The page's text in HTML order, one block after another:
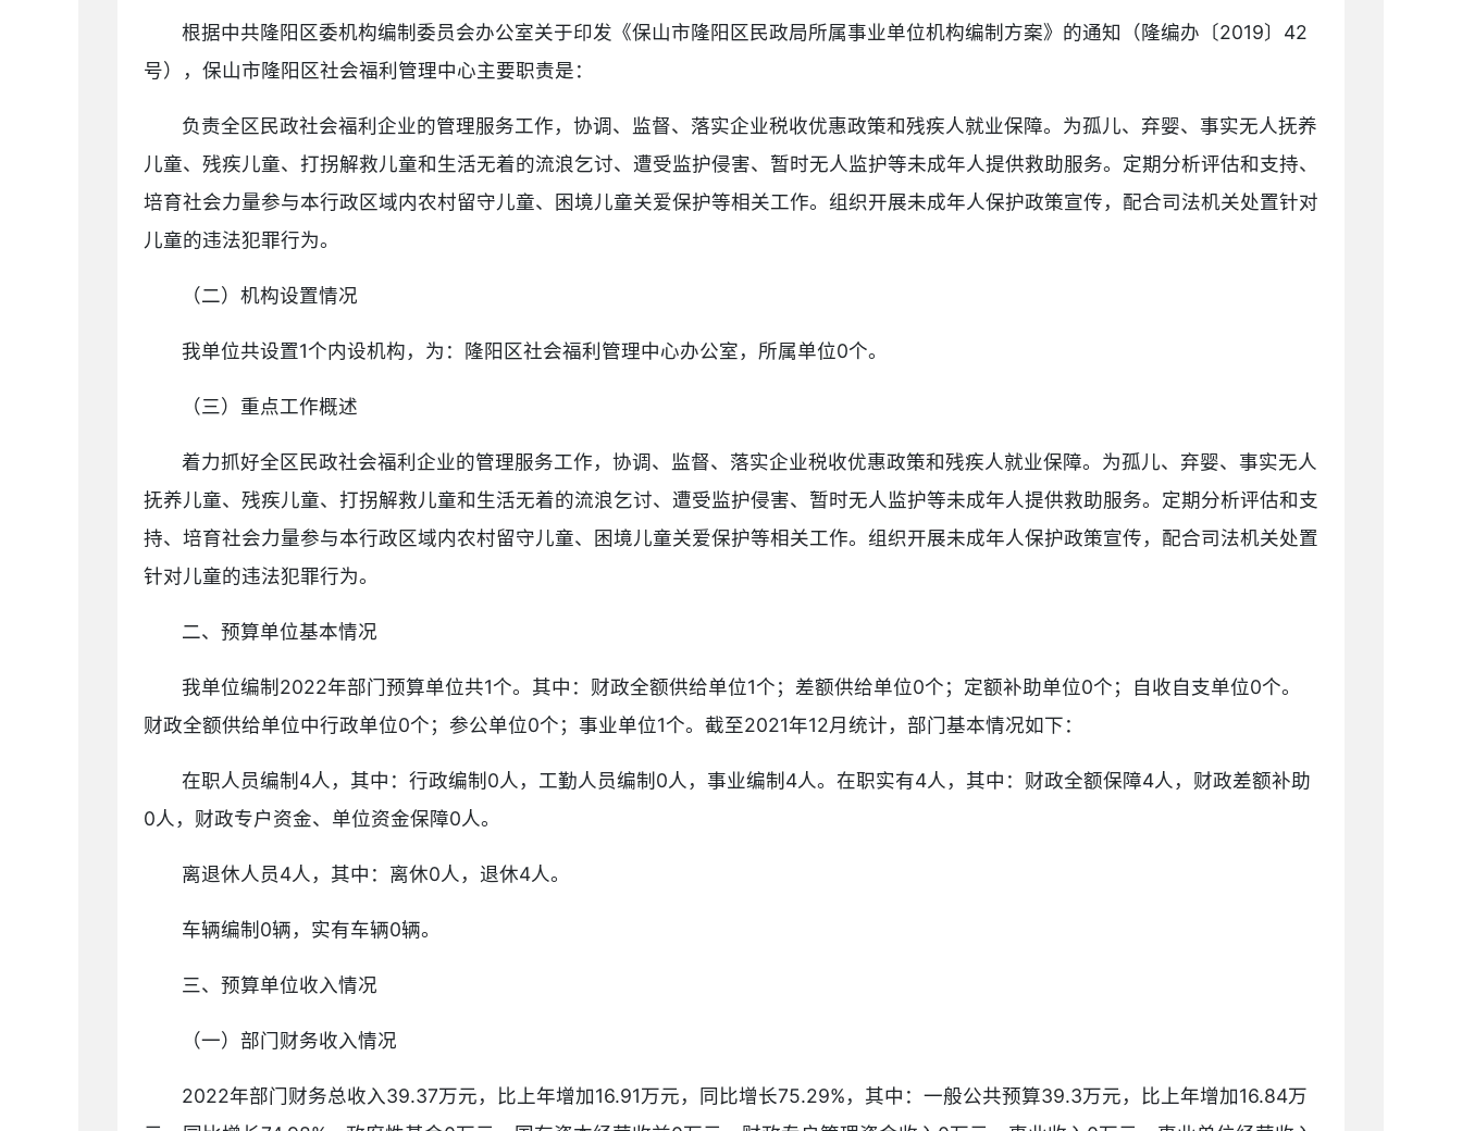
根据中共隆阳区委机构编制委员会办公室关于印发《保山市隆阳区民政局所属事业单位机构编制方案》的通知（隆编办〔2019〕42
号），保山市隆阳区社会福利管理中心主要职责是：
负责全区民政社会福利企业的管理服务工作，协调、监督、落实企业税收优惠政策和残疾人就业保障。为孤儿、弃婴、事实无人抚养
儿童、残疾儿童、打拐解救儿童和生活无着的流浪乞讨、遭受监护侵害、暂时无人监护等未成年人提供救助服务。定期分析评估和支持、
培育社会力量参与本行政区域内农村留守儿童、困境儿童关爱保护等相关工作。组织开展未成年人保护政策宣传，配合司法机关处置针对
儿童的违法犯罪行为。
（二）机构设置情况
我单位共设置1个内设机构，为：隆阳区社会福利管理中心办公室，所属单位0个。
（三）重点工作概述
着力抓好全区民政社会福利企业的管理服务工作，协调、监督、落实企业税收优惠政策和残疾人就业保障。为孤儿、弃婴、事实无人
抚养儿童、残疾儿童、打拐解救儿童和生活无着的流浪乞讨、遭受监护侵害、暂时无人监护等未成年人提供救助服务。定期分析评估和支
持、培育社会力量参与本行政区域内农村留守儿童、困境儿童关爱保护等相关工作。组织开展未成年人保护政策宣传，配合司法机关处置
针对儿童的违法犯罪行为。
二、预算单位基本情况
我单位编制2022年部门预算单位共1个。其中：财政全额供给单位1个；差额供给单位0个；定额补助单位0个；自收自支单位0个。
财政全额供给单位中行政单位0个；参公单位0个；事业单位1个。截至2021年12月统计，部门基本情况如下：
在职人员编制4人，其中：行政编制0人，工勤人员编制0人，事业编制4人。在职实有4人，其中：财政全额保障4人，财政差额补助
0人，财政专户资金、单位资金保障0人。
离退休人员4人，其中：离休0人，退休4人。
车辆编制0辆，实有车辆0辆。
三、预算单位收入情况
（一）部门财务收入情况
2022年部门财务总收入39.37万元，比上年增加16.91万元，同比增长75.29%，其中：一般公共预算39.3万元，比上年增加16.84万